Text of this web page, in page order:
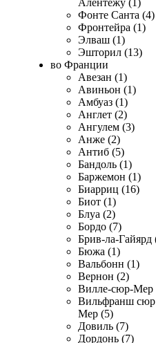
Алентежу (1)
Фонте Санта (4)
Фронтейра (1)
Элваш (1)
Эшторил (13)
во Франции
Авезан (1)
Авиньон (1)
Амбуаз (1)
Англет (2)
Ангулем (3)
Анже (2)
Антиб (5)
Бандоль (1)
Баржемон (1)
Биарриц (16)
Биот (1)
Блуа (2)
Бордо (7)
Брив-ла-Гайярд
Бюжа (1)
Вальбонн (1)
Вернон (2)
Вилле-сюр-Мер
Вильфранш сюр
Мер (5)
Довиль (7)
Дордонь (7)